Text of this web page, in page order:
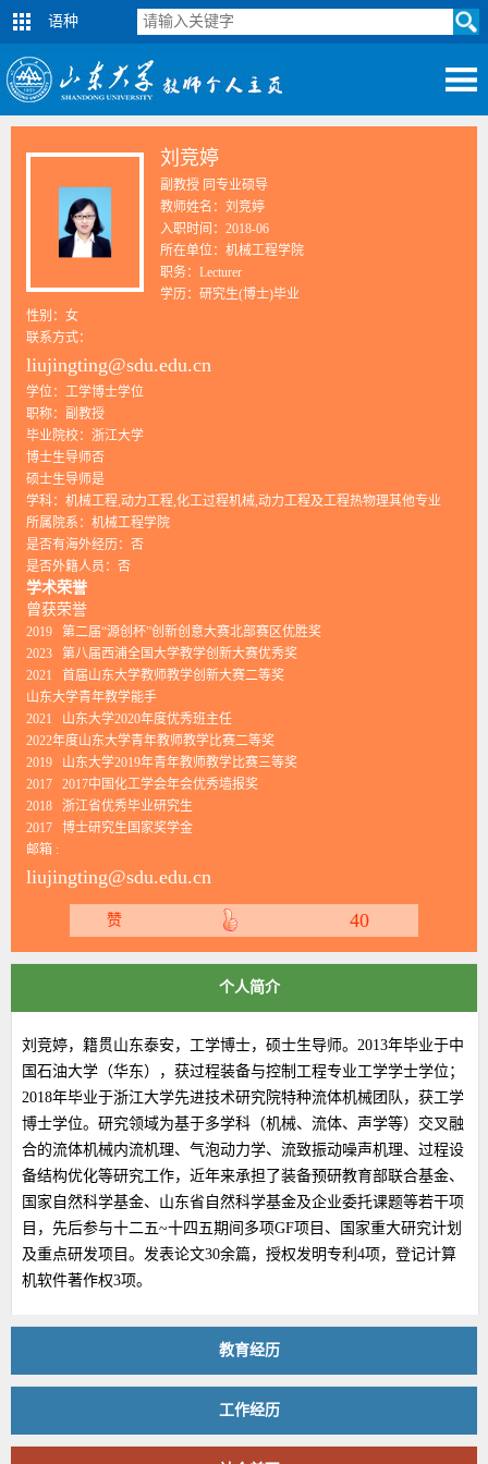
语种
刘竞婷
副教授 同专业硕导
教师姓名：刘竞婷
入职时间：2018-06
所在单位：机械工程学院
职务：Lecturer
学历：研究生(博士)毕业
性别：女
联系方式：
liujingting@sdu.edu.cn
学位：工学博士学位
职称：副教授
毕业院校：浙江大学
博士生导师否
硕士生导师是
学科：机械工程,动力工程,化工过程机械,动力工程及工程热物理其他专业
所属院系：机械工程学院
是否有海外经历：否
是否外籍人员：否
学术荣誉
曾获荣誉
2019 第二届“源创杯”创新创意大赛北部赛区优胜奖
2023 第八届西浦全国大学教学创新大赛优秀奖
2021 首届山东大学教师教学创新大赛二等奖
山东大学青年教学能手
2021 山东大学2020年度优秀班主任
2022年度山东大学青年教师教学比赛二等奖
2019 山东大学2019年青年教师教学比赛三等奖
2017 2017中国化工学会年会优秀墙报奖
2018 浙江省优秀毕业研究生
2017 博士研究生国家奖学金
邮箱 :
liujingting@sdu.edu.cn
赞 40
个人简介
刘竞婷，籍贯山东泰安，工学博士，硕士生导师。2013年毕业于中
国石油大学（华东），获过程装备与控制工程专业工学学士学位；
2018年毕业于浙江大学先进技术研究院特种流体机械团队，获工学
博士学位。研究领域为基于多学科（机械、流体、声学等）交叉融
合的流体机械内流机理、气泡动力学、流致振动噪声机理、过程设
备结构优化等研究工作，近年来承担了装备预研教育部联合基金、
国家自然科学基金、山东省自然科学基金及企业委托课题等若干项
目，先后参与十二五~十四五期间多项GF项目、国家重大研究计划
及重点研发项目。发表论文30余篇，授权发明专利4项，登记计算
机软件著作权3项。
教育经历
工作经历